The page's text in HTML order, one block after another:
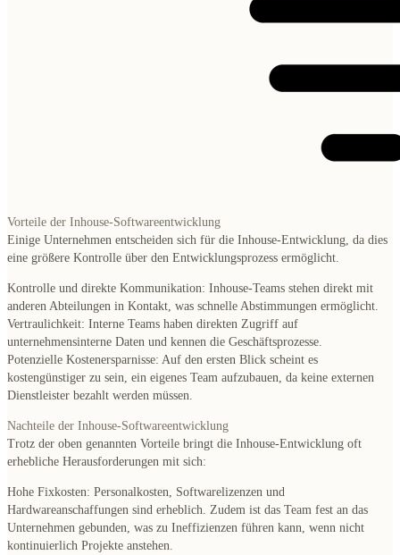
Vorteile der Inhouse-Softwareentwicklung
Einige Unternehmen entscheiden sich für die Inhouse-Entwicklung, da dies
eine größere Kontrolle über den Entwicklungsprozess ermöglicht.
Kontrolle und direkte Kommunikation: Inhouse-Teams stehen direkt mit
anderen Abteilungen in Kontakt, was schnelle Abstimmungen ermöglicht.
Vertraulichkeit: Interne Teams haben direkten Zugriff auf
unternehmensinterne Daten und kennen die Geschäftsprozesse.
Potenzielle Kostenersparnisse: Auf den ersten Blick scheint es
kostengünstiger zu sein, ein eigenes Team aufzubauen, da keine externen
Dienstleister bezahlt werden müssen.
Nachteile der Inhouse-Softwareentwicklung
Trotz der oben genannten Vorteile bringt die Inhouse-Entwicklung oft
erhebliche Herausforderungen mit sich:
Hohe Fixkosten: Personalkosten, Softwarelizenzen und
Hardwareanschaffungen sind erheblich. Zudem ist das Team fest an das
Unternehmen gebunden, was zu Ineffizienzen führen kann, wenn nicht
kontinuierlich Projekte anstehen.